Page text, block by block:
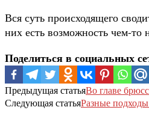
Вся суть происходящего
них есть возможность чем-
Поделиться в социальных
Предыдущая статьяВо главе
Следующая статьяРазные